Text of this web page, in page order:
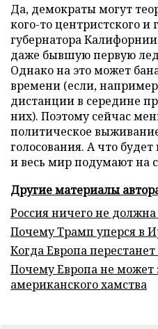
Да, демократы могут
кого-то центристского и
губернатора
даже бывшую первую
Однако на это может
времени (если,
дистанции в середине
них). Поэтому сейчас
политическое
голосования. А что
и весь мир подумают на
Другие материалы
Россия ничего не
Почему Трамп уперся в
Когда Европа
Почему Европа не может
американского хамства